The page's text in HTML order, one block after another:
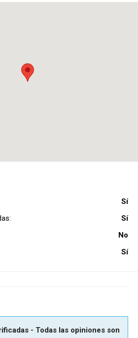
Sí
Sí
No
Sí
- Todas las opiniones son